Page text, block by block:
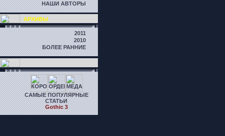
НАШИ АВТОРЫ
АРХИВЫ
2011
2010
БОЛЕЕ РАННИЕ
САМЫЕ ПОПУЛЯРНЫЕ
СТАТЬИ
Gothic 3